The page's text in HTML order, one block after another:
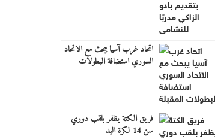
اتحاد غرب آسيا يبحث مع الاتحاد
السوري استضافة البطولات
فريق الكتة يظفر بلقب دوري
سن 14 لكرة اليد